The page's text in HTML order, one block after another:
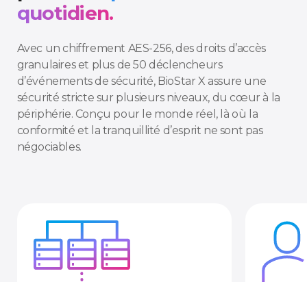
quotidien.
Avec un chiffrement AES-256, des droits d’accès
granulaires et plus de 50 déclencheurs
d’événements de sécurité, BioStar X assure une
sécurité stricte sur plusieurs niveaux, du cœur à la
périphérie. Conçu pour le monde réel, là où la
conformité et la tranquillité d’esprit ne sont pas
négociables.